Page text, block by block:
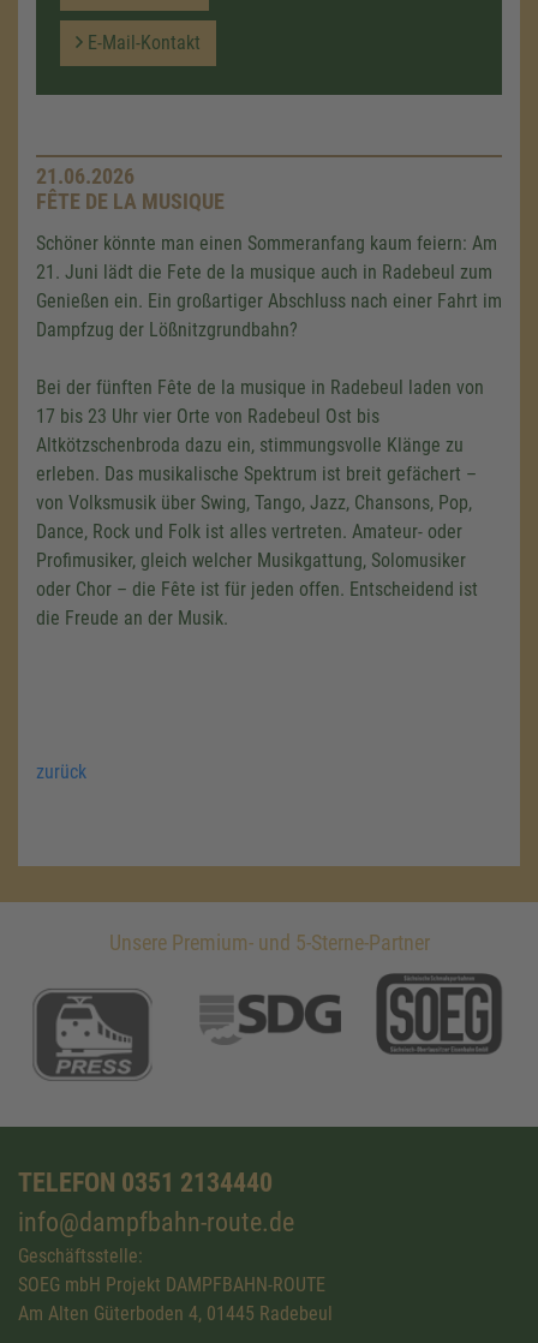
E-Mail-Kontakt
21.06.2026
FÊTE DE LA MUSIQUE
Schöner könnte man einen Sommeranfang kaum feiern: Am
21. Juni lädt die Fete de la musique auch in Radebeul zum
Genießen ein. Ein großartiger Abschluss nach einer Fahrt im
Dampfzug der Lößnitzgrundbahn?
Bei der fünften Fête de la musique in Radebeul laden von
17 bis 23 Uhr vier Orte von Radebeul Ost bis
Altkötzschenbroda dazu ein, stimmungsvolle Klänge zu
erleben. Das musikalische Spektrum ist breit gefächert –
von Volksmusik über Swing, Tango, Jazz, Chansons, Pop,
Dance, Rock und Folk ist alles vertreten. Amateur- oder
Profimusiker, gleich welcher Musikgattung, Solomusiker
oder Chor – die Fête ist für jeden offen. Entscheidend ist
die Freude an der Musik.
zurück
Unsere Premium- und 5-Sterne-Partner
TELEFON 0351 2134440
info@dampfbahn-route.de
Geschäftsstelle:
SOEG mbH Projekt DAMPFBAHN-ROUTE
Am Alten Güterboden 4, 01445 Radebeul